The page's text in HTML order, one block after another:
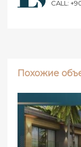
CALL:
Похожие